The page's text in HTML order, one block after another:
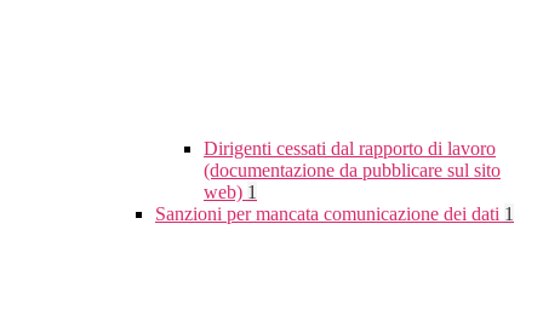
Dirigenti cessati dal rapporto di lavoro
(documentazione da pubblicare sul sito
web) 1
Sanzioni per mancata comunicazione dei dati 1